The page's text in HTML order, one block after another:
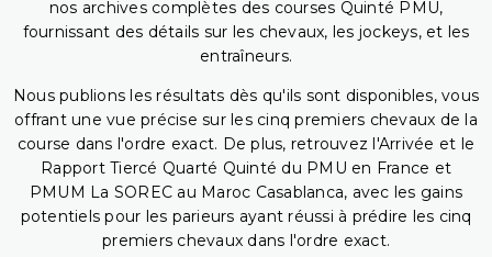
nos archives complètes des courses Quinté PMU,
fournissant des détails sur les chevaux, les jockeys, et les
entraîneurs.
Nous publions les résultats dès qu'ils sont disponibles, vous
offrant une vue précise sur les cinq premiers chevaux de la
course dans l'ordre exact. De plus, retrouvez l'Arrivée et le
Rapport Tiercé Quarté Quinté du PMU en France et
PMUM La SOREC au Maroc Casablanca, avec les gains
potentiels pour les parieurs ayant réussi à prédire les cinq
premiers chevaux dans l'ordre exact.